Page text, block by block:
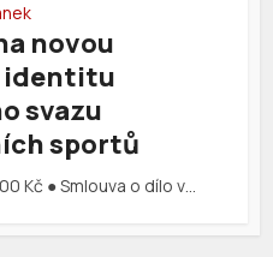
novou
identitu
svazu
sportů
Kč ● Smlouva o dílo v…